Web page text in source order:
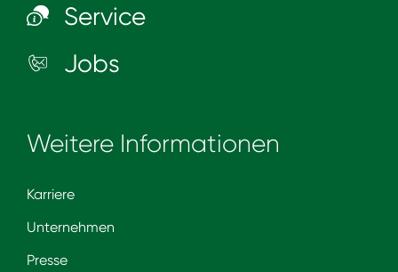
Service
Jobs
Weitere Informationen
Karriere
Unternehmen
Presse